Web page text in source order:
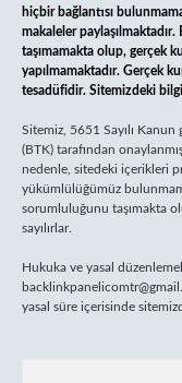
hiçbir bağlantısı
makaleler
taşımamakta olup, gerçek
yapılmamaktadır. Gerçek
tesadüfidir. Sitemizdeki
Sitemiz, 5651 Sayılı
(BTK) tarafından
nedenle, sitedeki içerikleri
yükümlülüğümüz
sorumluluğunu taşımakta
sayılırlar.
Hukuka ve yasal
yasal süre içerisinde